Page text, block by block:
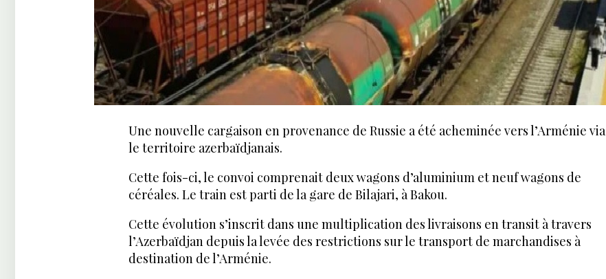
Une nouvelle cargaison en provenance de Russie a été acheminée vers l’Arménie via
le territoire azerbaïdjanais.
Cette fois-ci, le convoi comprenait deux wagons d’aluminium et neuf wagons de
céréales. Le train est parti de la gare de Bilajari, à Bakou.
Cette évolution s’inscrit dans une multiplication des livraisons en transit à travers
l’Azerbaïdjan depuis la levée des restrictions sur le transport de marchandises à
destination de l’Arménie.